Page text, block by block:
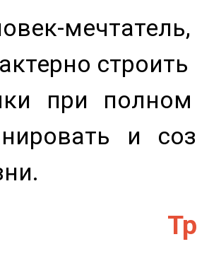
при полном
и